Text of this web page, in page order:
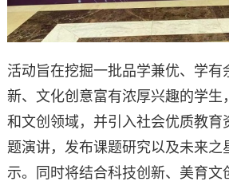
活动旨在挖掘一批品学兼优、学有
新、文化创意富有浓厚兴趣的学生
和文创领域，并引入社会优质教育
题演讲，发布课题研究以及未来之
示。同时将结合科技创新、美育文